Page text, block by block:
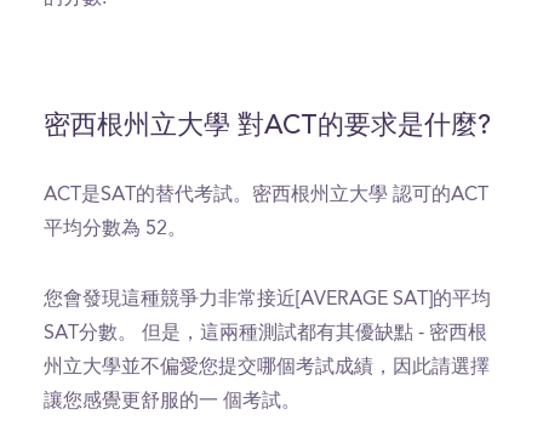
密西根州立大學 對ACT的要求是什麼?
ACT是SAT的替代考試。密西根州立大學 認可的ACT
平均分數為 52。
您會發現這種競爭力非常接近[AVERAGE SAT]的平均
SAT分數。 但是，這兩種測試都有其優缺點 - 密西根
州立大學並不偏愛您提交哪個考試成績，因此請選擇
讓您感覺更舒服的一 個考試。